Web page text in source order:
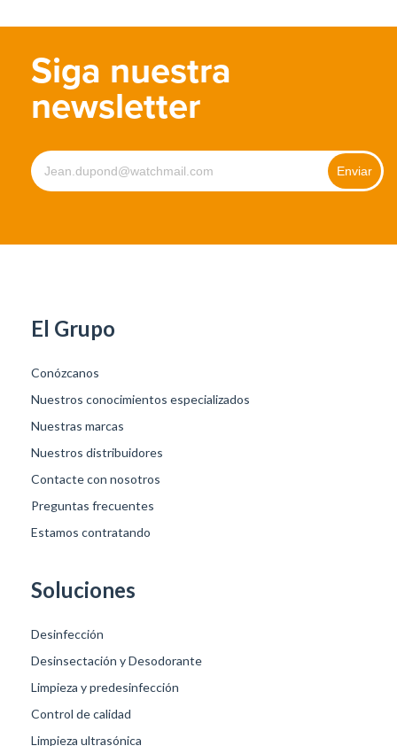
Siga nuestra
newsletter
El Grupo
Conózcanos
Nuestros conocimientos especializados
Nuestras marcas
Nuestros distribuidores
Contacte con nosotros
Preguntas frecuentes
Estamos contratando
Soluciones
Desinfección
Desinsectación y Desodorante
Limpieza y predesinfección
Control de calidad
Limpieza ultrasónica